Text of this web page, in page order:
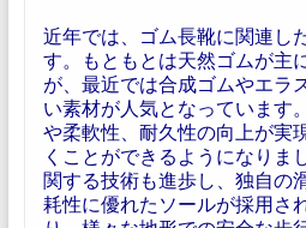
近年では、ゴム長靴に関連し
す。もともとは天然ゴムが主
が、最近では合成ゴムやエラ
い素材が人気となっています
や柔軟性、耐久性の向上が実
くことができるようになりま
関する技術も進歩し、独自の
耗性に優れたソールが採用さ